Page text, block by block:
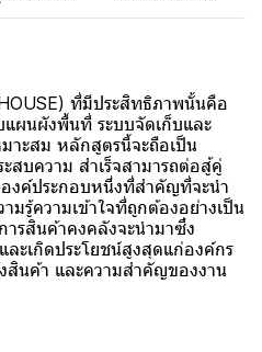
ที่มีประสิทธิภาพนั้นคือ
ผนผังพื้นที่ ระบบจัดเก็บและ
าะสม หลักสูตรนี้จะถือเป็น
บความ สำเร็จสามารถต่อสู้คู่
งค์ประกอบหนึ่งที่สำคัญที่จะนำ
มรู้ความเข้าใจที่ถูกต้องอย่างเป็น
ารสินค้าคงคลังจะนำมาซึ่ง
ละเกิดประโยชน์สูงสุดแก่องค์กร
สินค้า และความสำคัญของงาน